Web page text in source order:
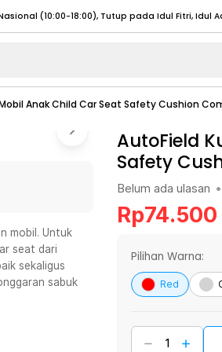
(08:00 - 20:00), Tutup pada Idul Fitri
Nasional (08:00 - 17:00)Selengkapnya
Nasional (08:00 - 17:00) Selengkapnya
(12:00-20:00), Tutup pada Idul Fitri
(12:00-20:00), Tutup pada Idul Fitri
(08:00 - 20:00), Tutup pada Idul Fitri
Nasional (08:00 - 17:00)
Selengkapnya
Anak Child Car Seat Safety Cushion
mobil. Untuk
seat dari
sekaligus
sabuk
AutoField
Safety
Belum ada ulasan •
Rp74.500
Pilihan Warna:
Red